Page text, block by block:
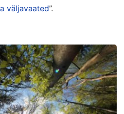
väljavaated”.